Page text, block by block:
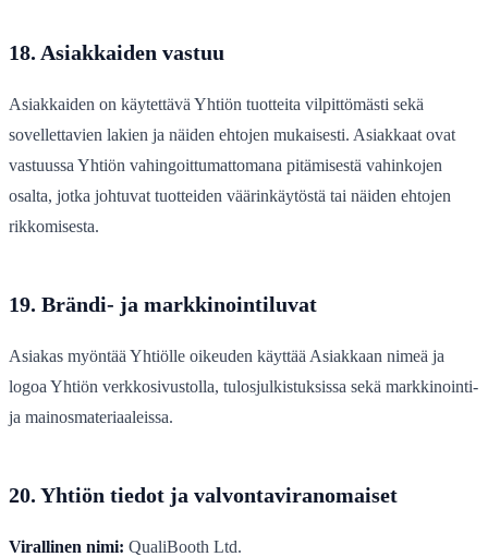
18. Asiakkaiden vastuu
Asiakkaiden on käytettävä Yhtiön tuotteita vilpittömästi sekä
sovellettavien lakien ja näiden ehtojen mukaisesti. Asiakkaat ovat
vastuussa Yhtiön vahingoittumattomana pitämisestä vahinkojen
osalta, jotka johtuvat tuotteiden väärinkäytöstä tai näiden ehtojen
rikkomisesta.
19. Brändi- ja markkinointiluvat
Asiakas myöntää Yhtiölle oikeuden käyttää Asiakkaan nimeä ja
logoa Yhtiön verkkosivustolla, tulosjulkistuksissa sekä markkinointi-
ja mainosmateriaaleissa.
20. Yhtiön tiedot ja valvontaviranomaiset
Virallinen nimi: QualiBooth Ltd.